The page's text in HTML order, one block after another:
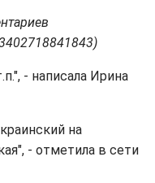
- написала Ирина
на
- отметила в сети